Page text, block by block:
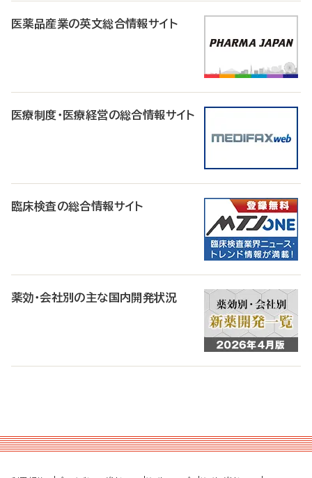
医薬品産業の英文総合情報サイト
医療制度・医療経営の総合情報サイト
臨床検査の総合情報サイト
薬効・会社別の主な国内開発状況